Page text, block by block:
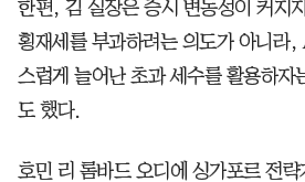
한편, 김 실장은 증시 변동성이 커지
횡재세를 부과하려는 의도가 아니라
스럽게 늘어난 초과 세수를 활용하자
도 했다.
호민 리 롬바드 오디에 싱가포르 전